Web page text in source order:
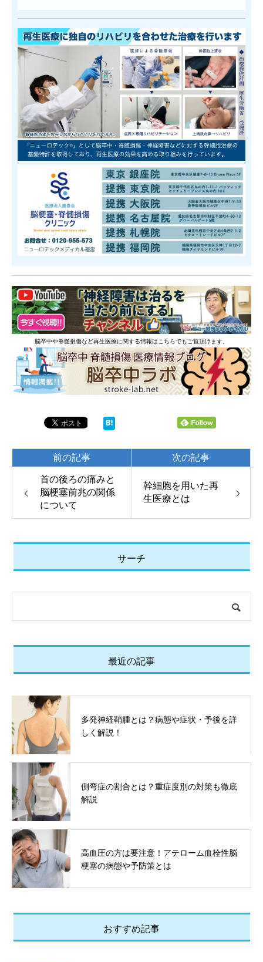
脳卒中や脊髄損傷など再生医療に関する情報はこちらでもご覧頂けます。
首の後ろの痛みと
脳梗塞前兆の関係
について
前の記事
幹細胞を用いた再
生医療とは
次の記事
サーチ
最近の記事
多発神経鞘腫とは？病態や症状・予後を詳
しく解説！
側弯症の割合とは？重症度別の対策も徹底
解説
高血圧の方は要注意！アテローム血栓性脳
梗塞の病態や予防策とは
おすすめ記事